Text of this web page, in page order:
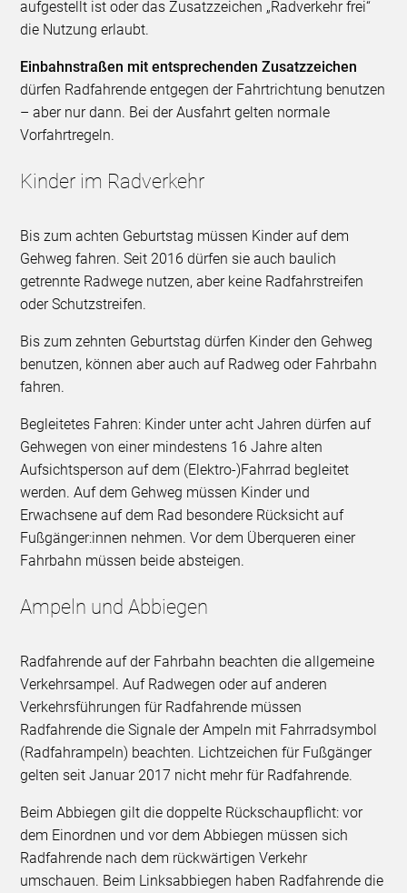
aufgestellt ist oder das Zusatzzeichen „Radverkehr frei“
die Nutzung erlaubt.
Einbahnstraßen mit entsprechenden Zusatzzeichen
dürfen Radfahrende entgegen der Fahrtrichtung benutzen
– aber nur dann. Bei der Ausfahrt gelten normale
Vorfahrtregeln.
Kinder im Radverkehr
Bis zum achten Geburtstag müssen Kinder auf dem
Gehweg fahren. Seit 2016 dürfen sie auch baulich
getrennte Radwege nutzen, aber keine Radfahrstreifen
oder Schutzstreifen.
Bis zum zehnten Geburtstag dürfen Kinder den Gehweg
benutzen, können aber auch auf Radweg oder Fahrbahn
fahren.
Begleitetes Fahren: Kinder unter acht Jahren dürfen auf
Gehwegen von einer mindestens 16 Jahre alten
Aufsichtsperson auf dem (Elektro-)Fahrrad begleitet
werden. Auf dem Gehweg müssen Kinder und
Erwachsene auf dem Rad besondere Rücksicht auf
Fußgänger:innen nehmen. Vor dem Überqueren einer
Fahrbahn müssen beide absteigen.
Ampeln und Abbiegen
Radfahrende auf der Fahrbahn beachten die allgemeine
Verkehrsampel. Auf Radwegen oder auf anderen
Verkehrsführungen für Radfahrende müssen
Radfahrende die Signale der Ampeln mit Fahrradsymbol
(Radfahrampeln) beachten. Lichtzeichen für Fußgänger
gelten seit Januar 2017 nicht mehr für Radfahrende.
Beim Abbiegen gilt die doppelte Rückschaupflicht: vor
dem Einordnen und vor dem Abbiegen müssen sich
Radfahrende nach dem rückwärtigen Verkehr
umschauen. Beim Linksabbiegen haben Radfahrende die